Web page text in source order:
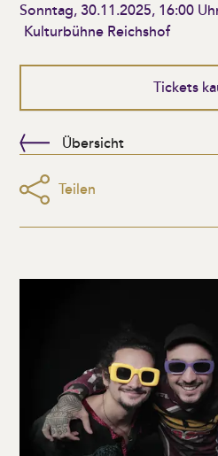
Sonntag, 30.11.2025, 16:00
Kulturbühne Reichshof
Tickets
Übersicht
Teilen